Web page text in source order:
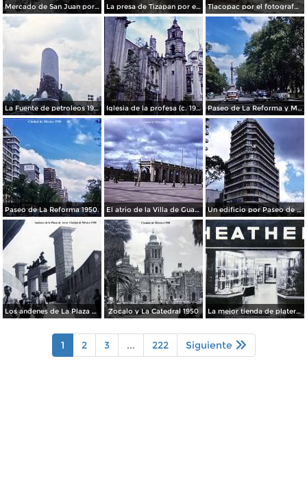
Mercado de San Juan por el fotografo Felix Miret La presa de Tizapan por el fotografo Fernando Kososky. ( Circulada el 22 de Diembre de 1910 ). Tlacopac por el fotografo Hugo Brehme.
La Fuente de petroleos 1950. Iglesia de la profesa (c. 1950) Paseo de La Reforma y Mto a La Independencia 1950
Paseo de La Reforma 1950. El atrio de la Villa de Guadalupe 1950. Un edificio por Paseo de La Reforma 1950
Los andenes de La Plaza de toros Ciudad de México 1950 Zocalo y La Catedral 1950 La mejor tienda de plateria.
1 2 3 ... 222 Siguiente